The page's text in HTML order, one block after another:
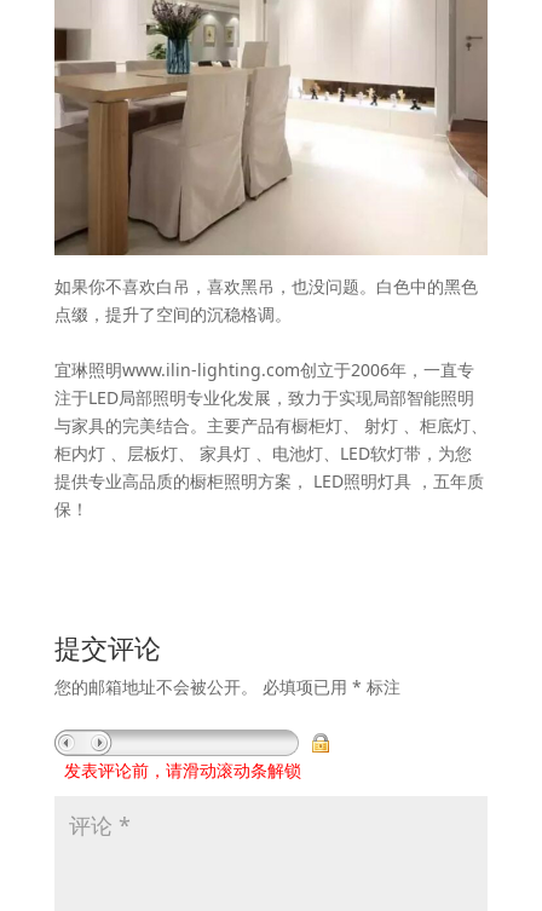
如果你不喜欢白吊，喜欢黑吊，也没问题。白色中的黑色
点缀，提升了空间的沉稳格调。
宜琳照明www.ilin-lighting.com创立于2006年，一直专
注于LED局部照明专业化发展，致力于实现局部智能照明
与家具的完美结合。主要产品有橱柜灯、 射灯 、柜底灯、
柜内灯 、层板灯、 家具灯 、电池灯、LED软灯带，为您
提供专业高品质的橱柜照明方案， LED照明灯具 ，五年质
保！
提交评论
您的邮箱地址不会被公开。 必填项已用 * 标注
发表评论前，请滑动滚动条解锁